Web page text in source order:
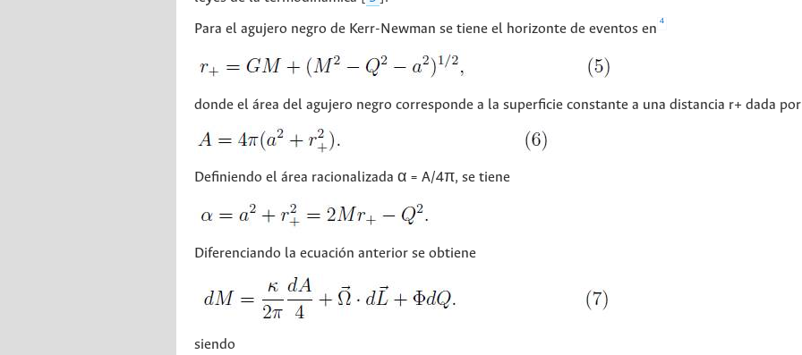
Para el agujero negro de Kerr-Newman se tiene el horizonte de eventos en
4
donde el área del agujero negro corresponde a la superficie constante a una distancia r+ dada por
Definiendo el área racionalizada α = A/4π, se tiene
Diferenciando la ecuación anterior se obtiene
siendo